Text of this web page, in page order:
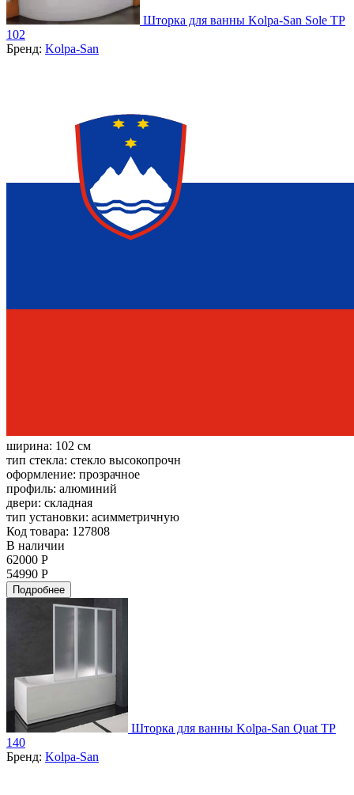
Шторка для ванны Kolpa-San Sole TP
102
Бренд: Kolpa-San
ширина: 102 см
тип стекла: стекло высокопрочн
оформление: прозрачное
профиль: алюминий
двери: складная
тип установки: асимметричную
Код товара: 127808
В наличии
62000 Р
54990 Р
Подробнее
Шторка для ванны Kolpa-San Quat TP
140
Бренд: Kolpa-San